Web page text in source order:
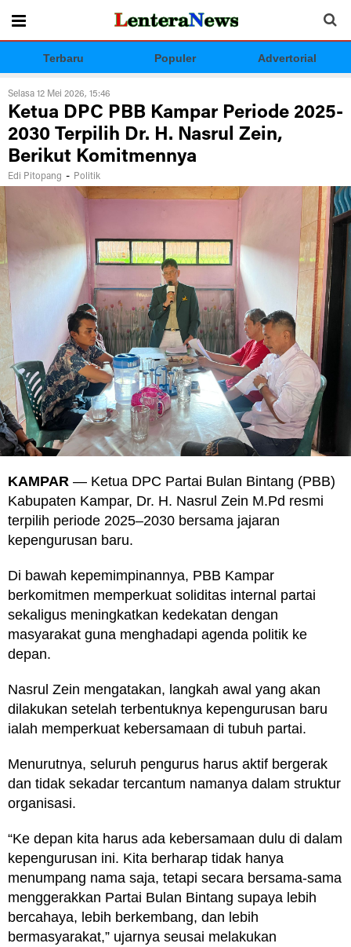
Terbaru Populer Advertorial
Selasa 12 Mei 2026, 15:46
Ketua DPC PBB Kampar Periode 2025-
2030 Terpilih Dr. H. Nasrul Zein,
Berikut Komitmennya
Edi Pitopang - Politik
KAMPAR — Ketua DPC Partai Bulan Bintang (PBB)
Kabupaten Kampar, Dr. H. Nasrul Zein M.Pd resmi
terpilih periode 2025–2030 bersama jajaran
kepengurusan baru.
Di bawah kepemimpinannya, PBB Kampar
berkomitmen memperkuat soliditas internal partai
sekaligus meningkatkan kedekatan dengan
masyarakat guna menghadapi agenda politik ke
depan.
Nasrul Zein mengatakan, langkah awal yang akan
dilakukan setelah terbentuknya kepengurusan baru
ialah memperkuat kebersamaan di tubuh partai.
Menurutnya, seluruh pengurus harus aktif bergerak
dan tidak sekadar tercantum namanya dalam struktur
organisasi.
“Ke depan kita harus ada kebersamaan dulu di dalam
kepengurusan ini. Kita berharap tidak hanya
menumpang nama saja, tetapi secara bersama-sama
menggerakkan Partai Bulan Bintang supaya lebih
bercahaya, lebih berkembang, dan lebih
bermasyarakat,” ujarnya seusai melakukan